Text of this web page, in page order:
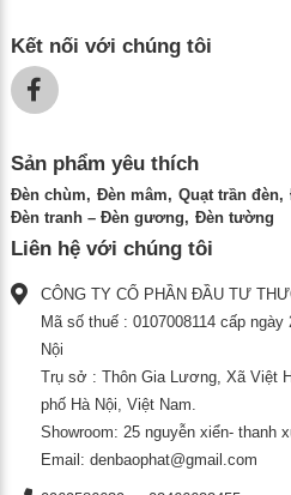
Kết nối với chúng tôi
Sản phẩm yêu thích
Đèn chùm Đèn mâm Quạt trần đèn
Đèn tranh – Đèn gương
Đèn tường
Liên hệ với chúng tôi
CÔNG TY CỔ PHẦN ĐẦU TƯ
Mã số thuế : 0107008114 cấp
Nội
Trụ sở : Thôn Gia Lương, Xã Việt
phố Hà Nội, Việt Nam.
Showroom: 25 nguyễn xiển- thanh
Email: denbaophat@gmail.com